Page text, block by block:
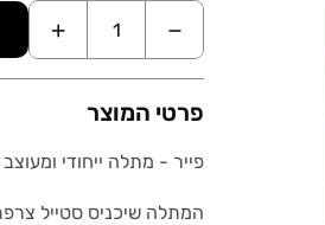
−
+
פרטי המוצר
פייר - מתלה ייחודי
המתלה שיכניס סטייל